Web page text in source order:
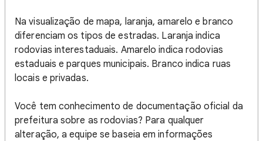
Na visualização de mapa, laranja, amarelo e branco
diferenciam os tipos de estradas. Laranja indica
rodovias interestaduais. Amarelo indica rodovias
estaduais e parques municipais. Branco indica ruas
locais e privadas.
Você tem conhecimento de documentação oficial da
prefeitura sobre as rodovias? Para qualquer
alteração, a equipe se baseia em informações